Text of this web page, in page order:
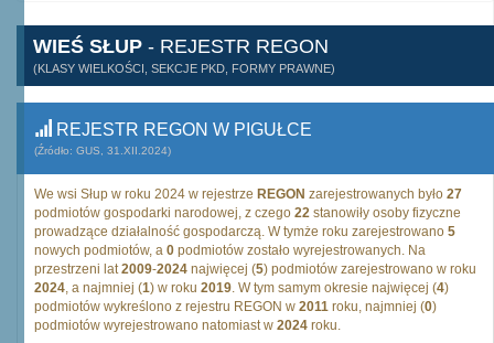
WIEŚ SŁUP - REJESTR REGON
(KLASY WIELKOŚCI, SEKCJE PKD, FORMY PRAWNE)
REJESTR REGON W PIGUŁCE
(Źródło: GUS, 31.XII.2024)
We wsi Słup w roku 2024 w rejestrze REGON zarejestrowanych było 27
podmiotów gospodarki narodowej, z czego 22 stanowiły osoby fizyczne
prowadzące działalność gospodarczą. W tymże roku zarejestrowano 5
nowych podmiotów, a 0 podmiotów zostało wyrejestrowanych. Na
przestrzeni lat2009-2024 najwięcej (5) podmiotów zarejestrowano w roku
2024, a najmniej (1) w roku 2019. W tym samym okresie najwięcej (4)
podmiotów wykreślono z rejestru REGON w 2011 roku, najmniej (0)
podmiotów wyrejestrowano natomiast w 2024 roku.